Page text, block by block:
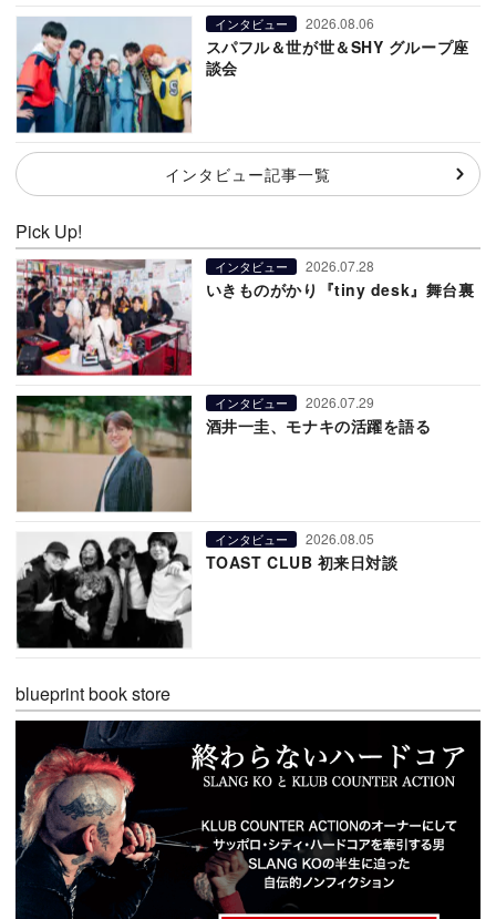
インタビュー 2026.08.06
スパフル＆世が世＆SHY グループ座
談会
インタビュー記事一覧
Pick Up!
インタビュー 2026.07.28
いきものがかり『tiny desk』舞台裏
インタビュー 2026.07.29
酒井一圭、モナキの活躍を語る
インタビュー 2026.08.05
TOAST CLUB 初来日対談
blueprint book store